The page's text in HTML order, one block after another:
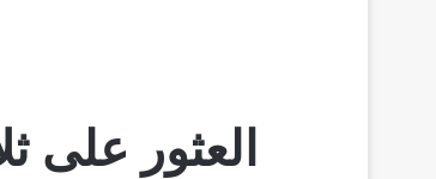
العثور على